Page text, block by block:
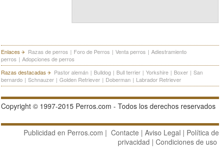
Enlaces Razas de perros | Foro de Perros | Venta perros | Adiestramiento
perros | Adopciones de perros
Razas destacadas
Pastor alemán | Bulldog | Bull terrier | Yorkshire | Boxer | San
bernardo | Schnauzer | Golden Retriever | Doberman | Labrador Retriever
Copyright © 1997-2015 Perros.com - Todos los derechos reservados
Publicidad en Perros.com | Contacte | Aviso Legal | Política de
privacidad | Condiciones de uso